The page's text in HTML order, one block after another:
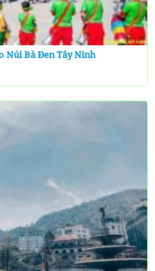
Núi Bà Đen Tây Ninh